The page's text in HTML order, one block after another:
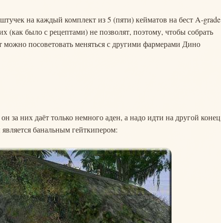
на каждый комплект из 5 (пяти) кейматов на бест A-grade
было с рецептами) не позволят, поэтому, чтобы собрать
можно посоветовать меняться с другими фармерами Дино
за них даёт только немного аден, а надо идти на другой конец
банальным гейткипером: